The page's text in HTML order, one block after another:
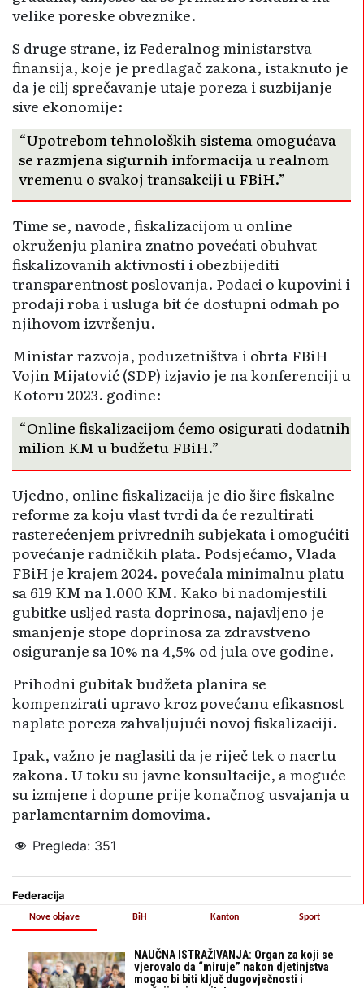
velike poreske obveznike.
S druge strane, iz Federalnog ministarstva
finansija, koje je predlagač zakona, istaknuto je
da je cilj sprečavanje utaje poreza i suzbijanje
sive ekonomije:
“Upotrebom tehnoloških sistema omogućava
se razmjena sigurnih informacija u realnom
vremenu o svakoj transakciji u FBiH.”
Time se, navode, fiskalizacijom u online
okruženju planira znatno povećati obuhvat
fiskalizovanih aktivnosti i obezbijediti
transparentnost poslovanja. Podaci o kupovini i
prodaji roba i usluga bit će dostupni odmah po
njihovom izvršenju.
Ministar razvoja, poduzetništva i obrta FBiH
Vojin Mijatović (SDP) izjavio je na konferenciji u
Kotoru 2023. godine:
“Online fiskalizacijom ćemo osigurati dodatnih
milion KM u budžetu FBiH.”
Ujedno, online fiskalizacija je dio šire fiskalne
reforme za koju vlast tvrdi da će rezultirati
rasterećenjem privrednih subjekata i omogućiti
povećanje radničkih plata. Podsjećamo, Vlada
FBiH je krajem 2024. povećala minimalnu platu
sa 619 KM na 1.000 KM. Kako bi nadomjestili
gubitke usljed rasta doprinosa, najavljeno je
smanjenje stope doprinosa za zdravstveno
osiguranje sa 10% na 4,5% od jula ove godine.
Prihodni gubitak budžeta planira se
kompenzirati upravo kroz povećanu efikasnost
naplate poreza zahvaljujući novoj fiskalizaciji.
Ipak, važno je naglasiti da je riječ tek o nacrtu
zakona. U toku su javne konsultacije, a moguće
su izmjene i dopune prije konačnog usvajanja u
parlamentarnim domovima.
Pregleda: 351
Federacija
Nove objave
NAUČNA ISTRAŽIVANJA: Organ za koji se
vjerovalo da “miruje” nakon djetinjstva
mogao bi biti ključ dugovječnosti i
BiH Kanton Sport